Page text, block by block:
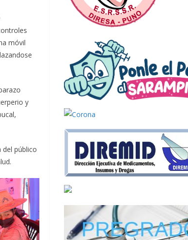
móvil
y
público